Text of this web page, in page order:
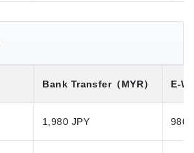
Bank Transfer（MYR） E-
1,980 JPY 980